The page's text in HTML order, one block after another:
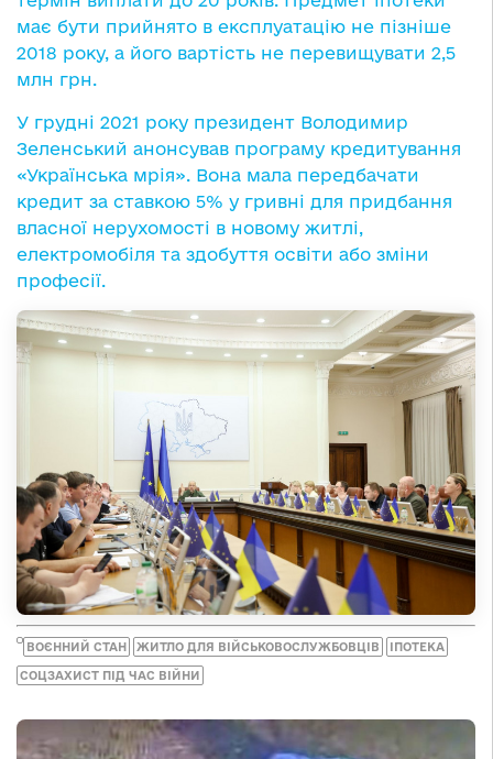
має бути прийнято в експлуатацію не пізніше
2018 року, а його вартість не перевищувати 2,5
млн грн.
У грудні 2021 року президент Володимир
Зеленський анонсував програму кредитування
«Українська мрія». Вона мала передбачати
кредит за ставкою 5% у гривні для придбання
власної нерухомості в новому житлі,
електромобіля та здобуття освіти або зміни
професії.
ВОЄННИЙ СТАН ЖИТЛО ДЛЯ ВІЙСЬКОВОСЛУЖБОВЦІВ ІПОТЕКА
СОЦЗАХИСТ ПІД ЧАС ВІЙНИ